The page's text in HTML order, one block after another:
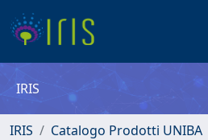
IRIS
IRIS
Catalogo Prodotti UNIBA